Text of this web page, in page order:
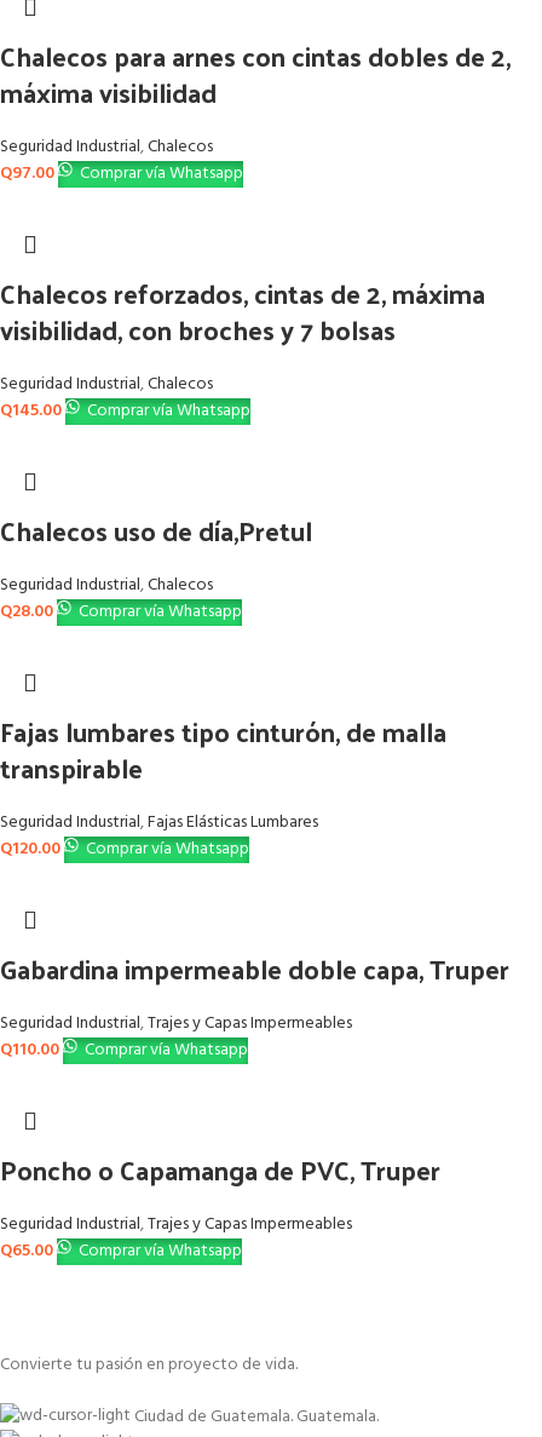
Chalecos para arnes con cintas dobles de 2,
máxima visibilidad
Seguridad Industrial,Chalecos
Q97.00 Comprar vía Whatsapp
Chalecos reforzados, cintas de 2, máxima
visibilidad, con broches y 7 bolsas
Seguridad Industrial,Chalecos
Q145.00 Comprar vía Whatsapp
Chalecos uso de día,Pretul
Seguridad Industrial,Chalecos
Q28.00 Comprar vía Whatsapp
Fajas lumbares tipo cinturón, de malla
transpirable
Seguridad Industrial,Fajas Elásticas Lumbares
Q120.00 Comprar vía Whatsapp
Gabardina impermeable doble capa, Truper
Seguridad Industrial,Trajes y Capas Impermeables
Q110.00 Comprar vía Whatsapp
Poncho o Capamanga de PVC, Truper
Seguridad Industrial,Trajes y Capas Impermeables
Q65.00 Comprar vía Whatsapp
Convierte tu pasión en proyecto de vida.
Ciudad de Guatemala. Guatemala.